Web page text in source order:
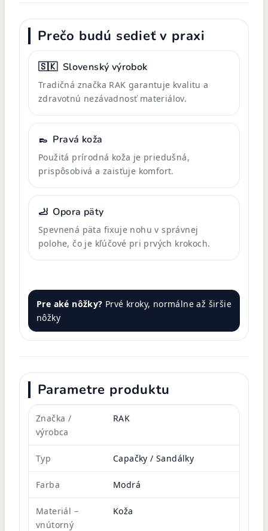
Prečo budú sedieť v praxi
🇸🇰 Slovenský výrobok
Tradičná značka RAK garantuje kvalitu a
zdravotnú nezávadnosť materiálov.
👞 Pravá koža
Použitá prírodná koža je priedušná,
prispôsobivá a zaisťuje komfort.
🦶 Opora päty
Spevnená päta fixuje nohu v správnej
polohe, čo je kľúčové pri prvých krokoch.
Pre aké nôžky? Prvé kroky, normálne až širšie
nôžky
Parametre produktu
Značka /
výrobca
RAK
Typ Capačky / Sandálky
Farba Modrá
Materiál –
vnútorný
Koža